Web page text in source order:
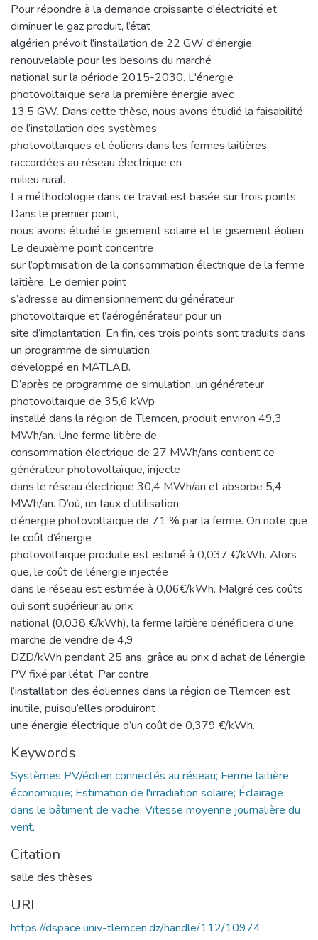
Pour répondre à la demande croissante d'électricité et
diminuer le gaz produit, l’état
algérien prévoit l'installation de 22 GW d'énergie
renouvelable pour les besoins du marché
national sur la période 2015-2030. L'énergie
photovoltaïque sera la première énergie avec
13,5 GW. Dans cette thèse, nous avons étudié la faisabilité
de l’installation des systèmes
photovoltaïques et éoliens dans les fermes laitières
raccordées au réseau électrique en
milieu rural.
La méthodologie dans ce travail est basée sur trois points.
Dans le premier point,
nous avons étudié le gisement solaire et le gisement éolien.
Le deuxième point concentre
sur l’optimisation de la consommation électrique de la ferme
laitière. Le dernier point
s’adresse au dimensionnement du générateur
photovoltaïque et l’aérogénérateur pour un
site d’implantation. En fin, ces trois points sont traduits dans
un programme de simulation
développé en MATLAB.
D’après ce programme de simulation, un générateur
photovoltaïque de 35,6 kWp
installé dans la région de Tlemcen, produit environ 49,3
MWh/an. Une ferme litière de
consommation électrique de 27 MWh/ans contient ce
générateur photovoltaïque, injecte
dans le réseau électrique 30,4 MWh/an et absorbe 5,4
MWh/an. D’où, un taux d’utilisation
d’énergie photovoltaïque de 71 % par la ferme. On note que
le coût d’énergie
photovoltaïque produite est estimé à 0,037 €/kWh. Alors
que, le coût de l’énergie injectée
dans le réseau est estimée à 0,06€/kWh. Malgré ces coûts
qui sont supérieur au prix
national (0,038 €/kWh), la ferme laitière bénéficiera d’une
marche de vendre de 4,9
DZD/kWh pendant 25 ans, grâce au prix d’achat de l’énergie
PV fixé par l’état. Par contre,
l’installation des éoliennes dans la région de Tlemcen est
inutile, puisqu’elles produiront
une énergie électrique d’un coût de 0,379 €/kWh.
Keywords
Systèmes PV/éolien connectés au réseau; Ferme laitière
économique; Estimation de l'irradiation solaire; Éclairage
dans le bâtiment de vache; Vitesse moyenne journalière du
vent.
Citation
salle des thèses
URI
https://dspace.univ-tlemcen.dz/handle/112/10974